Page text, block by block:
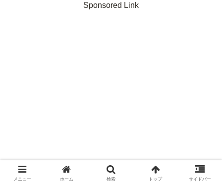
Sponsored Link
メニュー ホーム 検索 トップ サイドバー